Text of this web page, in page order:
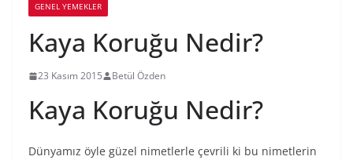
GENEL YEMEKLER
Kaya Koruğu Nedir?
23 Kasım 2015 Betül Özden
Kaya Koruğu Nedir?
Dünyamız öyle güzel nimetlerle çevrili ki bu nimetlerin